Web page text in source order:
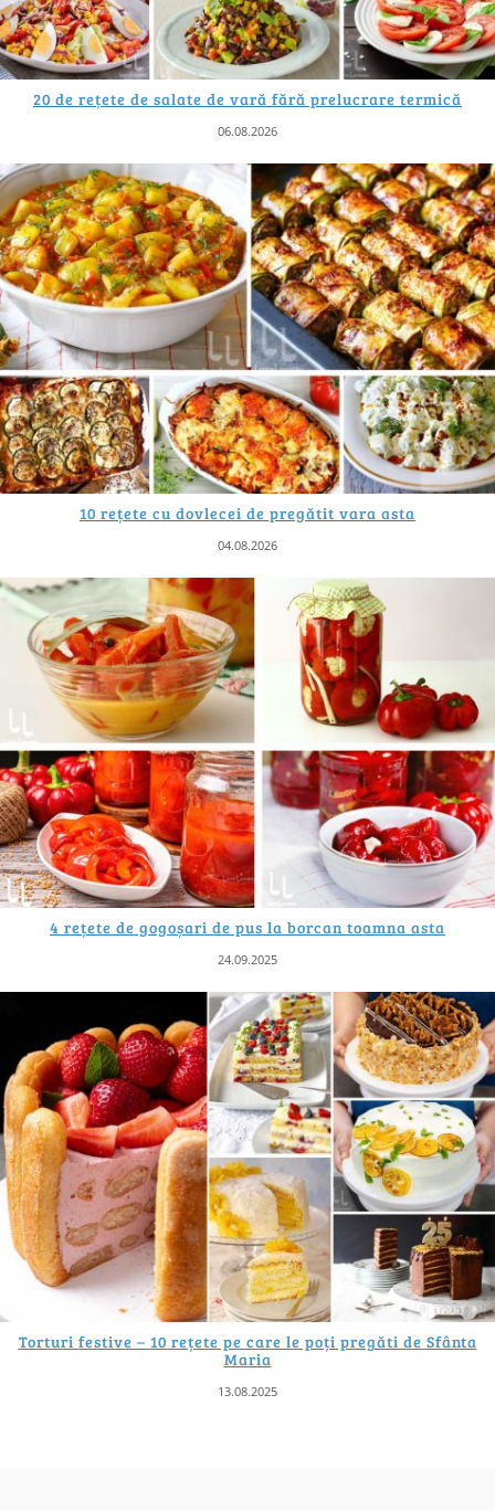
20 de rețete de salate de vară fără prelucrare termică
06.08.2026
10 rețete cu dovlecei de pregătit vara asta
04.08.2026
4 rețete de gogoșari de pus la borcan toamna asta
24.09.2025
Torturi festive – 10 rețete pe care le poți pregăti de Sfânta
Maria
13.08.2025